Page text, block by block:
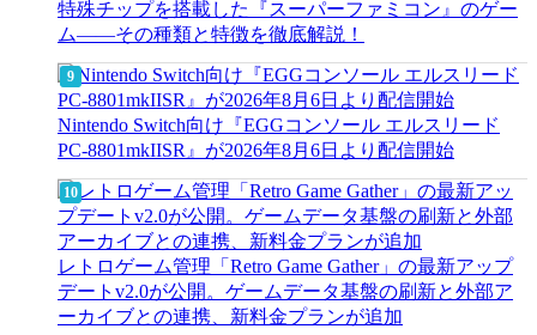
特殊チップを搭載した『スーパーファミコン』のゲー
ム――その種類と特徴を徹底解説！
Nintendo Switch向け『EGGコンソール エルスリード
PC-8801mkIISR』が2026年8月6日より配信開始
レトロゲーム管理「Retro Game Gather」の最新アップ
デートv2.0が公開。ゲームデータ基盤の刷新と外部ア
ーカイブとの連携、新料金プランが追加